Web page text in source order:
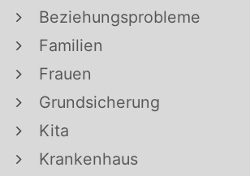
Beziehungsprobleme
Familien
Frauen
Grundsicherung
Kita
Krankenhaus